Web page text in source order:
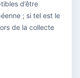
d’être
; si tel est le
de la collecte